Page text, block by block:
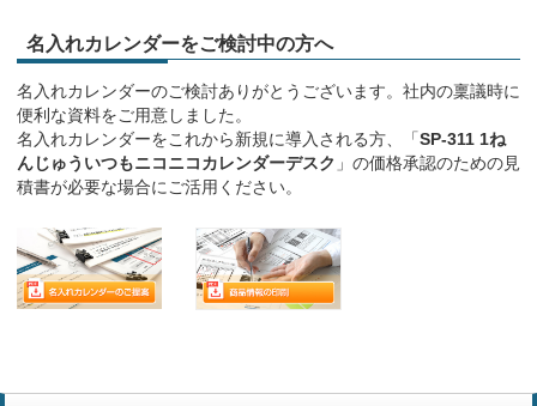
名入れカレンダーをご検討中の方へ
名入れカレンダーのご検討ありがとうございます。社内の稟議時に
便利な資料をご用意しました。
名入れカレンダーをこれから新規に導入される方、「SP-311 1ね
んじゅういつもニコニコカレンダーデスク 」の価格承認のための見
積書が必要な場合にご活用ください。